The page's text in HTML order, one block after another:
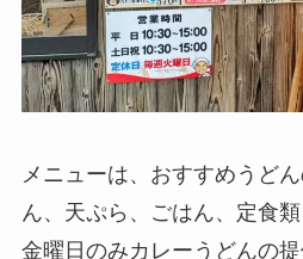
メニューは、おすすめうど
ん、天ぷら、ごはん、定食類
金曜日のみカレーうどんの提